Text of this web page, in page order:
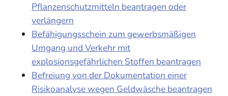
Pflanzenschutzmitteln beantragen oder
verlängern
Befähigungsschein zum gewerbsmäßigen
Umgang und Verkehr mit
explosionsgefährlichen Stoffen beantragen
Befreiung von der Dokumentation einer
Risikoanalyse wegen Geldwäsche beantragen